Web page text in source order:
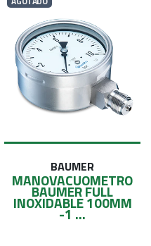
BAUMER
MANOVACUOMETRO
BAUMER FULL
INOXIDABLE 100MM
-1 ...